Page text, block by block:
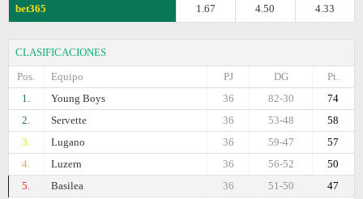
bet365 4.33
4.50
1.67
CLASIFICACIONES
Pos.
Equipo Pt.
DG
PJ
1.
Young Boys 74
82-30
36
2.
Servette 58
53-48
36
3.
Lugano 57
59-47
36
4.
Luzern 50
56-52
36
5.
Basilea 47
51-50
36